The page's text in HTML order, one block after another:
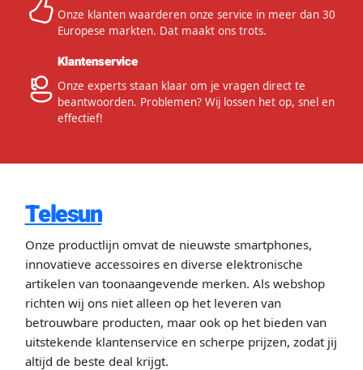
Onze klanten waarderen onze service in meer dan 30
Europese markten. Dat maakt ons trots.
Klantenservice
Onze experts staan klaar om je vragen direct te
beantwoorden. Problemen? Wij lossen het op, snel en
effectief!
Telesun
Onze productlijn omvat de nieuwste smartphones,
innovatieve accessoires en diverse elektronische
artikelen van toonaangevende merken. Als webshop
richten wij ons niet alleen op het leveren van
betrouwbare producten, maar ook op het bieden van
uitstekende klantenservice en scherpe prijzen, zodat jij
altijd de beste deal krijgt.